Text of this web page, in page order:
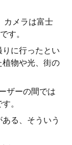
カメラは富士
す。
に行ったとい
植物や光、街の
ザーの間では
。
る、そういう